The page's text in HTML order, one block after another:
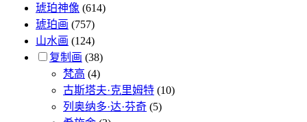
琥珀神像 (614)
琥珀画 (757)
山水画 (124)
复制画 (38)
梵高 (4)
古斯塔夫·克里姆特 (10)
列奥纳多·达·芬奇 (5)